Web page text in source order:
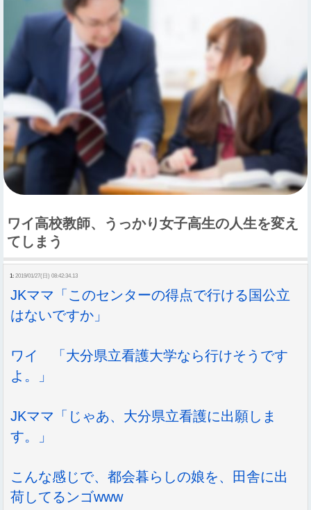
ワイ高校教師、うっかり女子高生の人生を変え
てしまう
1: 2019/01/27(日) 08:42:34.13
JKママ「このセンターの得点で行ける国公立
はないですか」
ワイ 「大分県立看護大学なら行けそうです
よ。」
JKママ「じゃあ、大分県立看護に出願しま
す。」
こんな感じで、都会暮らしの娘を、田舎に出
荷してるンゴwww